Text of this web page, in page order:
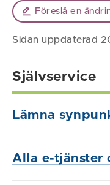
Föreslå en
Sidan uppdaterad
Självservice
Lämna
Alla e-tjänster